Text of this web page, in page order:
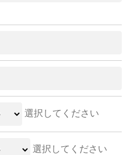
選択してください
選択してください